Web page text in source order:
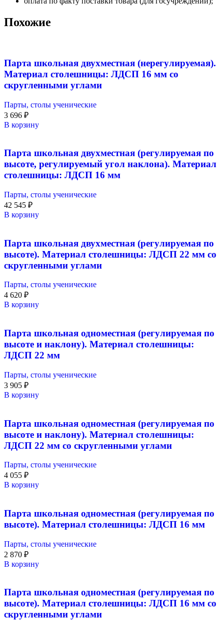
Похожие
Парта школьная двухместная (нерегулируемая).
Материал столешницы: ЛДСП 16 мм со
скругленными углами
Парты, столы ученические
3 696 ₽
В корзину
Парта школьная двухместная (регулируемая по
высоте, регулируемый угол наклона). Материал
столешницы: ЛДСП 16 мм
Парты, столы ученические
42 545 ₽
В корзину
Парта школьная двухместная (регулируемая по
высоте). Материал столешницы: ЛДСП 22 мм со
скругленными углами
Парты, столы ученические
4 620 ₽
В корзину
Парта школьная одноместная (регулируемая по
высоте и наклону). Материал столешницы:
ЛДСП 22 мм
Парты, столы ученические
3 905 ₽
В корзину
Парта школьная одноместная (регулируемая по
высоте и наклону). Материал столешницы:
ЛДСП 22 мм со скругленными углами
Парты, столы ученические
4 055 ₽
В корзину
Парта школьная одноместная (регулируемая по
высоте). Материал столешницы: ЛДСП 16 мм
Парты, столы ученические
2 870 ₽
В корзину
Парта школьная одноместная (регулируемая по
высоте). Материал столешницы: ЛДСП 16 мм со
скругленными углами